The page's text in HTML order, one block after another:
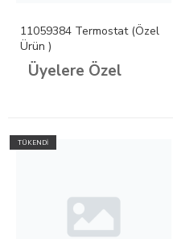
11059384 Termostat (Özel
Ürün )
Üyelere Özel
TÜKENDİ